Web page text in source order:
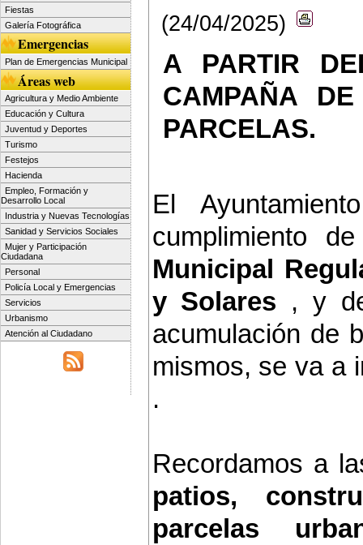
Fiestas
Galería Fotográfica
Emergencias
Plan de Emergencias Municipal
Áreas web
Agricultura y Medio Ambiente
Educación y Cultura
Juventud y Deportes
Turismo
Festejos
Hacienda
Empleo, Formación y
Desarrollo Local
Industria y Nuevas Tecnologías
Sanidad y Servicios Sociales
Mujer y Participación
Ciudadana
Personal
Policía Local y Emergencias
Servicios
Urbanismo
Atención al Ciudadano
(24/04/2025)
A PARTIR
CAMPAÑA
PARCELAS.
El
cumplimiento
Municipal
y Solares , y
acumulación de
mismos, se va a
.
Recordamos a
patios,
parcelas